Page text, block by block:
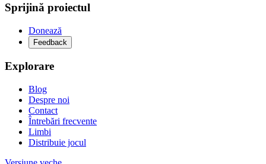
Sprijină proiectul
Donează
Feedback
Explorare
Blog
Despre noi
Contact
Întrebări frecvente
Limbi
Distribuie jocul